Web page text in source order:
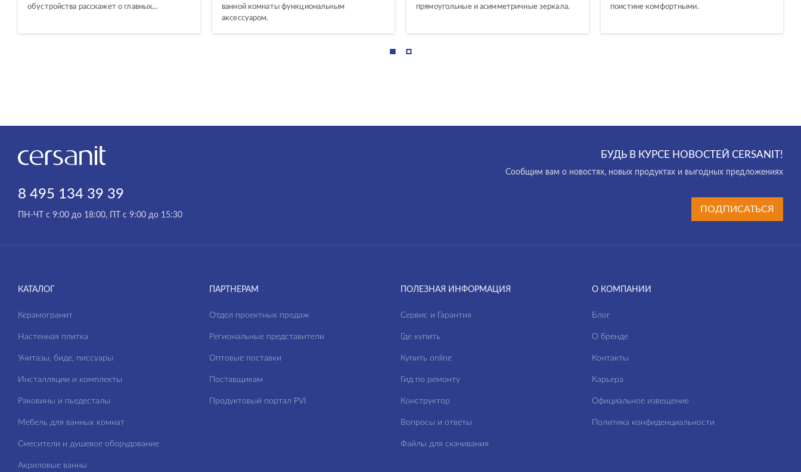
обустройства расскажет о главных…
ванной комнаты функциональным
аксессуаром.
прямоугольные и асимметричные зеркала.
поистине комфортными.
8 495 134 39 39
ПН-ЧТ с 9:00 до 18:00, ПТ с 9:00 до 15:30
КАТАЛОГ
Керамогранит
Настенная плитка
Унитазы, биде, писсуары
Инсталляции и комплекты
Раковины и пьедесталы
Мебель для ванных комнат
Смесители и душевое оборудование
Акриловые ванны
ПАРТНЕРАМ
Отдел проектных продаж
Региональные представители
Оптовые поставки
Поставщикам
Продуктовый портал PVI
ПОЛЕЗНАЯ ИНФОРМАЦИЯ
Сервис и Гарантия
Где купить
Купить online
Гид по ремонту
Конструктор
Вопросы и ответы
Файлы для скачивания
О КОМПАНИИ
Блог
О бренде
Контакты
Карьера
Официальное извещение
Политика конфиденциальности
БУДЬ В КУРСЕ НОВОСТЕЙ CERSANIT!
Cообщим вам о новостях, новых продуктах и выгодных предложениях
ПОДПИСАТЬСЯ